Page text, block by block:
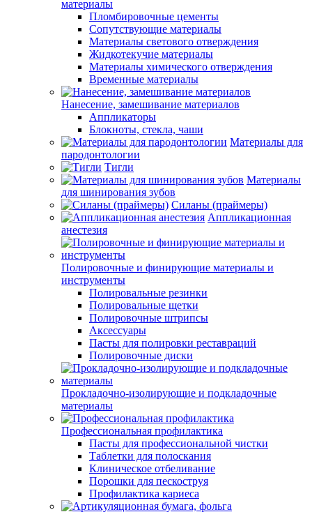
материалы
Пломбировочные цементы
Сопутствующие материалы
Материалы светового отверждения
Жидкотекучие материалы
Материалы химического отверждения
Временные материалы
Нанесение, замешивание материалов
Аппликаторы
Блокноты, стекла, чаши
Материалы для
пародонтологии
Тигли
Материалы
для шинирования зубов
Силаны (праймеры)
Аппликационная
анестезия
Полировочные и финирующие материалы и
инструменты
Полировальные резинки
Полировальные щетки
Полировочные штрипсы
Аксессуары
Пасты для полировки реставраций
Полировочные диски
Прокладочно-изолирующие и подкладочные
материалы
Профессиональная профилактика
Пасты для профессиональной чистки
Таблетки для полоскания
Клиническое отбеливание
Порошки для пескоструя
Профилактика кариеса